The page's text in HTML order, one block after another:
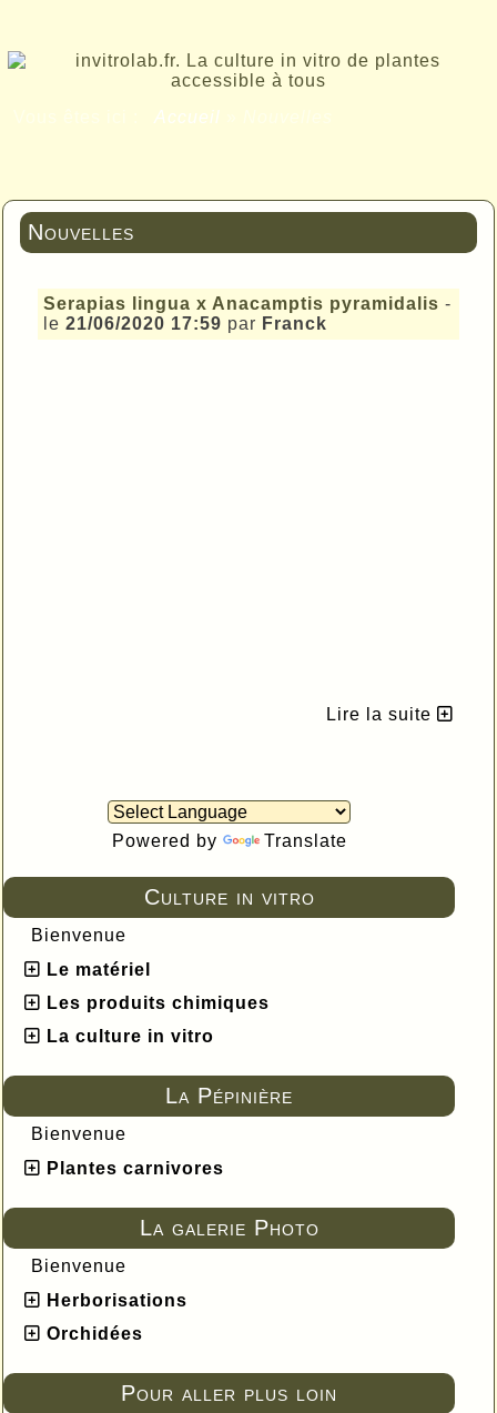
Accueil
Powered by Translate
Culture in vitro
Bienvenue
Le matériel
Les produits chimiques
La culture in vitro
La Pépinière
Bienvenue
Plantes carnivores
La galerie Photo
Bienvenue
Herborisations
Orchidées
Pour aller plus loin
Nouvelles
Serapias lingua x Anacamptis pyramidalis -
le 21/06/2020 17:59 par Franck
Lire la suite